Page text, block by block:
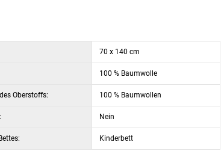
für den Wäschetrockner geeignet, darf nicht
70 x 140 cm
100 % Baumwolle
Oberstoffs: 100 % Baumwollen
Nein
Kinderbett